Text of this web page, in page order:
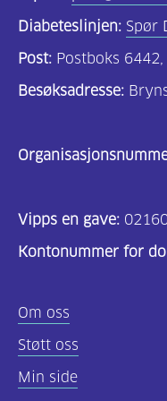
Diabeteslinjen: Spør
Post: Postboks
Besøksadresse:
Vipps en gave:
Kontonummer for
Om oss
Støtt oss
Min side